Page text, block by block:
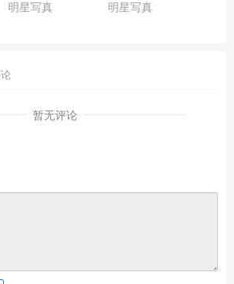
（とぐち
《CUTE》
明星写真 明星写真
暂无评论